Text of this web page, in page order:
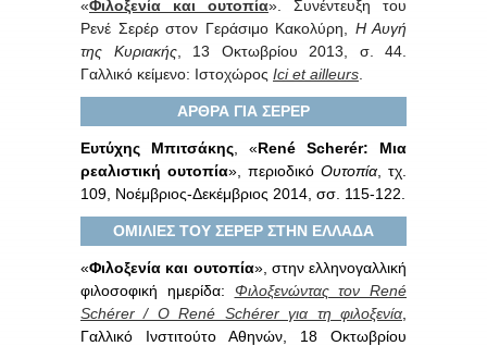
«Φιλοξενία και ουτοπία». Συνέντευξη του
Ρενέ Σερέρ στον Γεράσιμο Κακολύρη, Η Αυγή
της Κυριακής, 13 Οκτωβρίου 2013, σ. 44.
Γαλλικό κείμενο: Ιστοχώρος Ici et ailleurs
ΑΡΘΡΑ ΓΙΑ ΣΕΡΕΡ
Ευτύχης Μπιτσάκης , «René Scherér: Μια
ρεαλιστική ουτοπία», περιοδικό Ουτοπία , τχ.
109, Νοέμβριος-Δεκέμβριος 2014, σσ. 115-122.
ΟΜΙΛΙΕΣ ΤΟΥ ΣΕΡΕΡ ΣΤΗΝ ΕΛΛΑΔΑ
«Φιλοξενία και ουτοπία», στην ελληνογαλλική
φιλοσοφική ημερίδα: Φιλοξενώντας τον René
Schérer / Ο René Schérer για τη φιλοξενία
Γαλλικό Ινστιτούτο Αθηνών, 18 Οκτωβρίου